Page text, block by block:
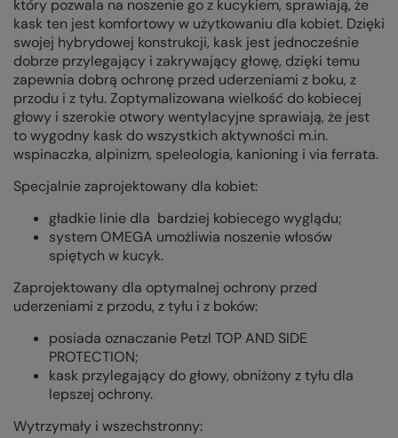
który pozwala na noszenie go z kucykiem, sprawiają, że
kask ten jest komfortowy w użytkowaniu dla kobiet. Dzięki
swojej hybrydowej konstrukcji, kask jest jednocześnie
dobrze przylegający i zakrywający głowę, dzięki temu
zapewnia dobrą ochronę przed uderzeniami z boku, z
przodu i z tyłu. Zoptymalizowana wielkość do kobiecej
głowy i szerokie otwory wentylacyjne sprawiają, że jest
to wygodny kask do wszystkich aktywności m.in.
wspinaczka, alpinizm, speleologia, kanioning i via ferrata.
Specjalnie zaprojektowany dla kobiet:
gładkie linie dla bardziej kobiecego wyglądu;
system OMEGA umożliwia noszenie włosów
spiętych w kucyk.
Zaprojektowany dla optymalnej ochrony przed
uderzeniami z przodu, z tyłu i z boków:
posiada oznaczanie Petzl TOP AND SIDE
PROTECTION;
kask przylegający do głowy, obniżony z tyłu dla
lepszej ochrony.
Wytrzymały i wszechstronny: